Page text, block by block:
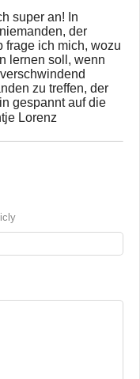
super an! In
der
frage ich mich, wozu
lernen soll, wenn
zu treffen, der
gespannt auf die
Lorenz